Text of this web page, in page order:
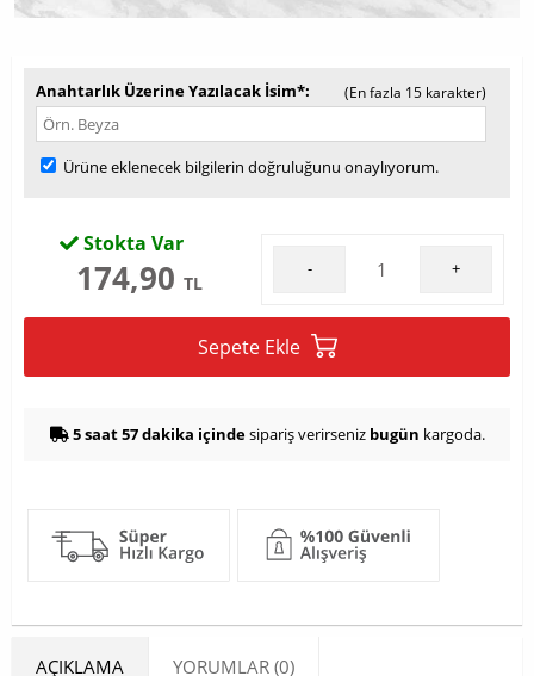
Anahtarlık Üzerine Yazılacak İsim* (En fazla 15 karakter)
Ürüne eklenecek bilgilerin doğruluğunu onaylıyorum.
Stokta Var
174,90 TL
- +
Sepete Ekle
5 saat 57 dakika içindesipariş verirseniz bugün kargoda.
AÇIKLAMA YORUMLAR (0)